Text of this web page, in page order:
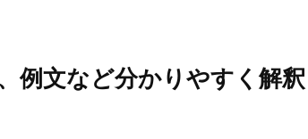
例文など分かりやすく解釈